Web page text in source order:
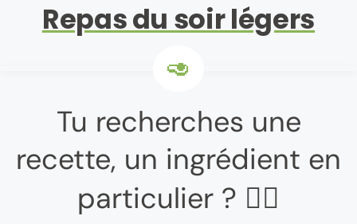
Repas du soir légers
Tu recherches une
recette, un ingrédient en
particulier ? 👇🏼